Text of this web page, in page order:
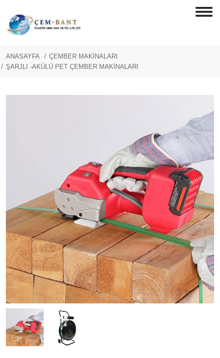
ANASAYFA
ÇEMBER MAKİNALARI
ŞARJLI -AKÜLÜ PET ÇEMBER MAKİNALARI